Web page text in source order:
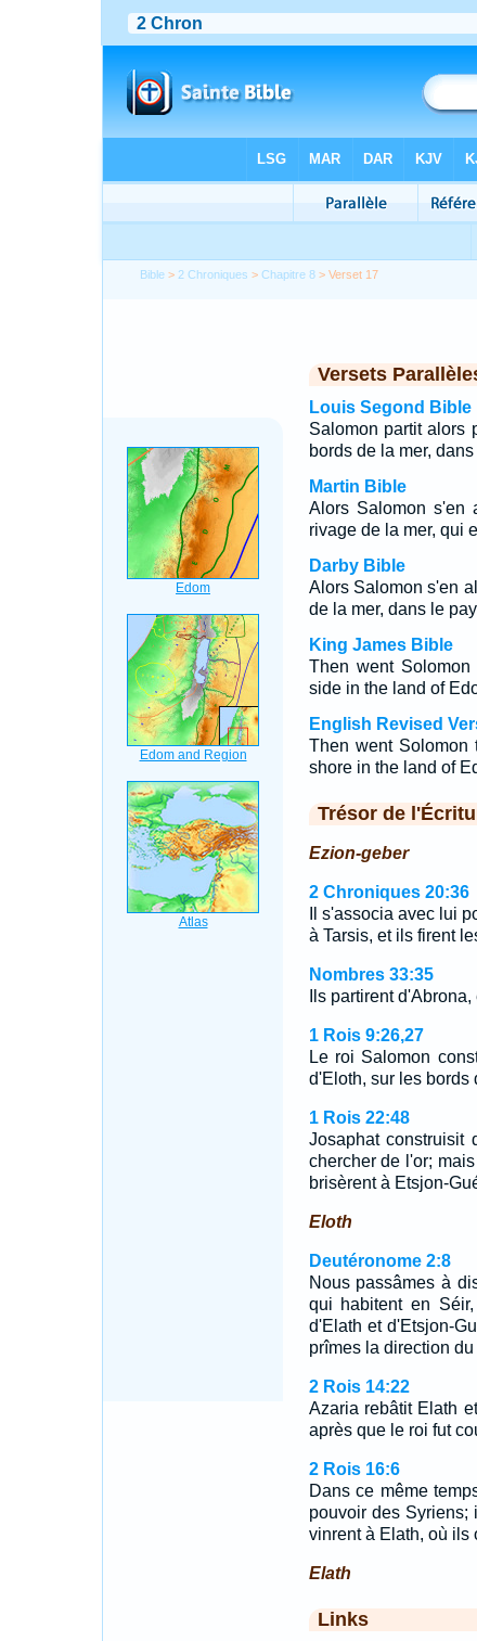
Bible > 2 Chroniques >Chapitre 8 > Verset 17
Versets
Louis Segond Bible
Salomon partit alors
bords de la mer,
Martin Bible
Alors Salomon s'en
rivage de la mer, qui
Darby Bible
Alors Salomon s'en
de la mer, dans le
King James Bible
Then went
side in the land of
English Revised
Then went Solomon
shore in the land of
Trésor de
Ezion-geber
2 Chroniques 20:36
Il s'associa avec lui
à Tarsis, et ils firent
Nombres 33:35
Ils partirent
1 Rois 9:26,27
Le roi Salomon
d'Eloth, sur les
1 Rois 22:48
Josaphat construisit
chercher de l'or;
brisèrent à Etsjon-
Eloth
Deutéronome 2:8
Nous passâmes à
qui habitent en
d'Elath et d'Etsjon-
prîmes la direction
2 Rois 14:22
Azaria rebâtit Elath
après que le roi fut
2 Rois 16:6
Dans ce même
pouvoir des
vinrent à Elath, où ils
Elath
Links